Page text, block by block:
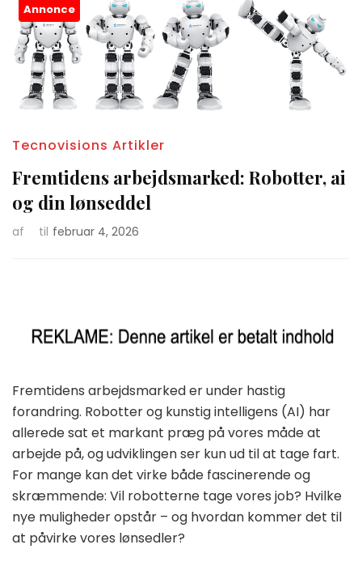
Annonce
Tecnovisions Artikler
Fremtidens arbejdsmarked: Robotter, ai
og din lønseddel
af til februar 4, 2026
Fremtidens arbejdsmarked er under hastig
forandring. Robotter og kunstig intelligens (AI) har
allerede sat et markant præg på vores måde at
arbejde på, og udviklingen ser kun ud til at tage fart.
For mange kan det virke både fascinerende og
skræmmende: Vil robotterne tage vores job? Hvilke
nye muligheder opstår – og hvordan kommer det til
at påvirke vores lønsedler?